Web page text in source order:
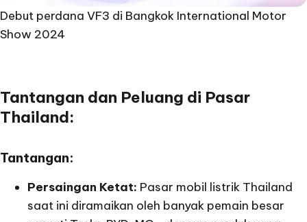
Debut perdana VF3 di Bangkok International Motor
Show 2024
Tantangan dan Peluang di Pasar
Thailand:
Tantangan:
Persaingan Ketat: Pasar mobil listrik Thailand
saat ini diramaikan oleh banyak pemain besar